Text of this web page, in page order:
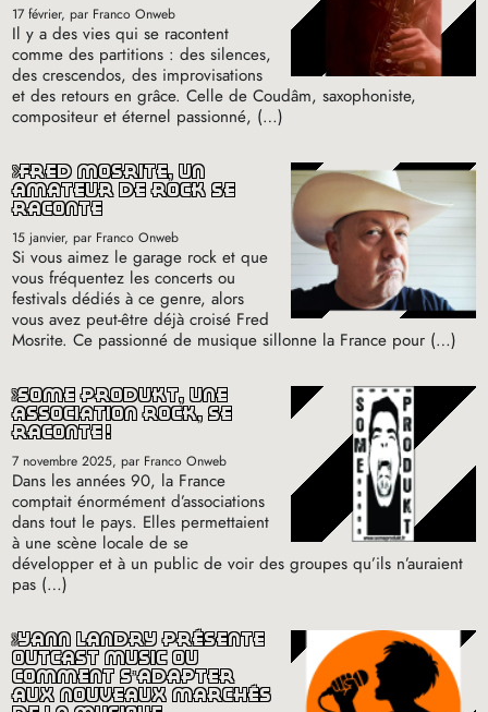
17 février, par Franco Onweb
Il y a des vies qui se racontent
comme des partitions : des silences,
des crescendos, des improvisations
et des retours en grâce. Celle de Coudâm, saxophoniste,
compositeur et éternel passionné, (…)
fred mosrite, un
amateur de rock se
raconte
15 janvier, par Franco Onweb
Si vous aimez le garage rock et que
vous fréquentez les concerts ou
festivals dédiés à ce genre, alors
vous avez peut-être déjà croisé Fred
Mosrite. Ce passionné de musique sillonne la France pour (…)
some produkt, une
association rock, se
raconte !
7 novembre 2025, par Franco Onweb
Dans les années 90, la France
comptait énormément d’associations
dans tout le pays. Elles permettaient
à une scène locale de se
développer et à un public de voir des groupes qu’ils n’auraient
pas (…)
yann landry présente
outcast music où
comment s’adapter
aux nouveaux marchés